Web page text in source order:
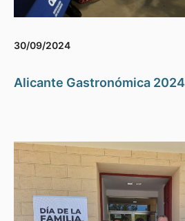
30/09/2024
Alicante Gastronómica 2024